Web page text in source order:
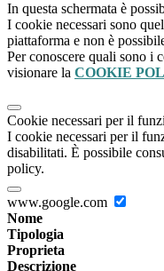
In questa schermata è
I cookie necessari sono
piattaforma e non è
Per conoscere quali sono i
visionare la COOKIE
Cookie necessari per il
I cookie necessari per il
disabilitati. È possibile
policy.
www.google.com
Nome
Tipologia
Proprieta
Descrizione